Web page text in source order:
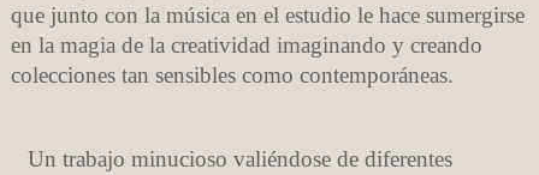
que junto con la música en el estudio le hace sumergirse
en la magia de la creatividad imaginando y creando
colecciones tan sensibles como contemporáneas.
Un trabajo minucioso valiéndose de diferentes